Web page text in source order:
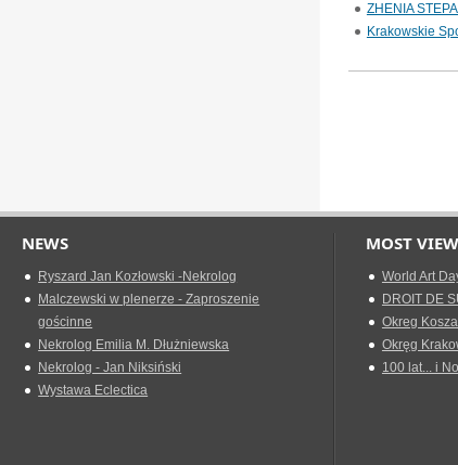
ZHENIA
Krakowskie
NEWS
Ryszard Jan Kozłowski -Nekrolog
Malczewski w plenerze - Zaproszenie
gościnne
Nekrolog Emilia M. Dłużniewska
Nekrolog - Jan Niksiński
Wystawa Eclectica
MOST
World Art
DROIT DE
Okreg
Okręg
100 lat... i